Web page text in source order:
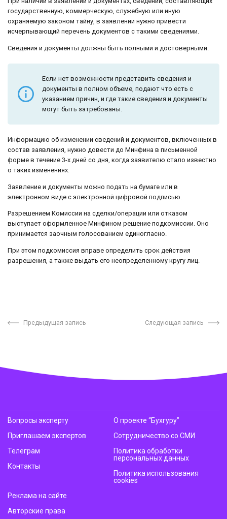
государственную, коммерческую, служебную или иную
охраняемую законом тайну, в заявлении нужно привести
исчерпывающий перечень документов с такими сведениями.
Сведения и документы должны быть полными и достоверными.
Если нет возможности представить сведения и
документы в полном объеме, подают что есть с
указанием причин, и где такие сведения и документы
могут быть затребованы.
Информацию об изменении сведений и документов, включенных в
состав заявления, нужно довести до Минфина в письменной
форме в течение 3-х дней со дня, когда заявителю стало известно
о таких изменениях.
Заявление и документы можно подать на бумаге или в
электронном виде с электронной цифровой подписью.
Разрешением Комиссии на сделки/операции или отказом
выступает оформленное Минфином решение подкомиссии. Оно
принимается заочным голосованием единогласно.
При этом подкомиссия вправе определить срок действия
разрешения, а также выдать его неопределенному кругу лиц.
Предыдущая запись Следующая запись
Вопросы эксперту
Приглашаем экспертов
Телеграм
Контакты
О проекте “Бухгуру”
Сотрудничество со СМИ
Политика обработки
персональных данных
Политика использования
cookies
Реклама на сайте
Авторские права